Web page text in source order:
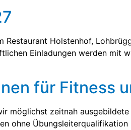
Holstenhof,
Einladungen werden mit
für Fitness
möglichst zeitnah
ohne